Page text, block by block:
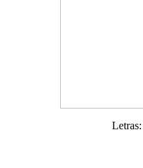
Letras: